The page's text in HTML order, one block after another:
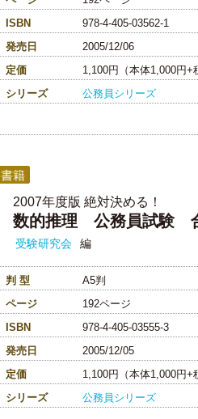
ISBN
978-4-405-03562-1
発売日
2005/12/06
定価
1,100円（本体1,000円+
シリーズ
公務員シリーズ
書籍
2007年度版 絶対決める！
数的推理 公務員試験
受験研究会 編
判 型
A5判
ページ
192ページ
ISBN
978-4-405-03555-3
発売日
2005/12/05
定価
1,100円（本体1,000円+
シリーズ
公務員シリーズ